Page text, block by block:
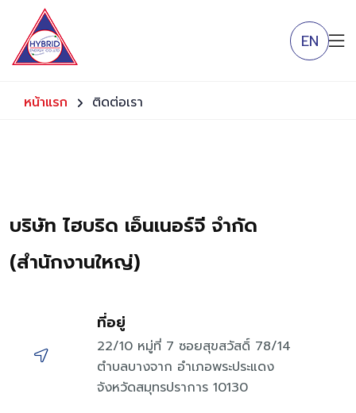
EN
หน้าแรก ติดต่อเรา
บริษัท ไฮบริด เอ็นเนอร์จี จำกัด
(สำนักงานใหญ่)
ที่อยู่
22/10 หมู่ที่ 7 ซอยสุขสวัสดิ์ 78/14
ตำบลบางจาก อำเภอพระประแดง
จังหวัดสมุทรปราการ 10130